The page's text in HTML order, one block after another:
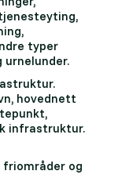
typer
urnelunder.
hovednett
infrastruktur.
friområder og